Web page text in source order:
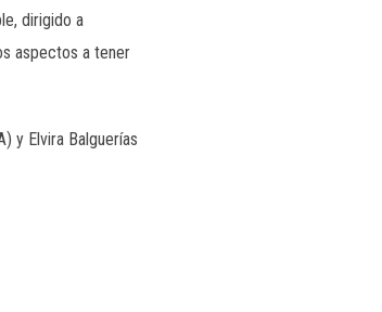
dirigido a
aspectos a tener
y Elvira Balguerías